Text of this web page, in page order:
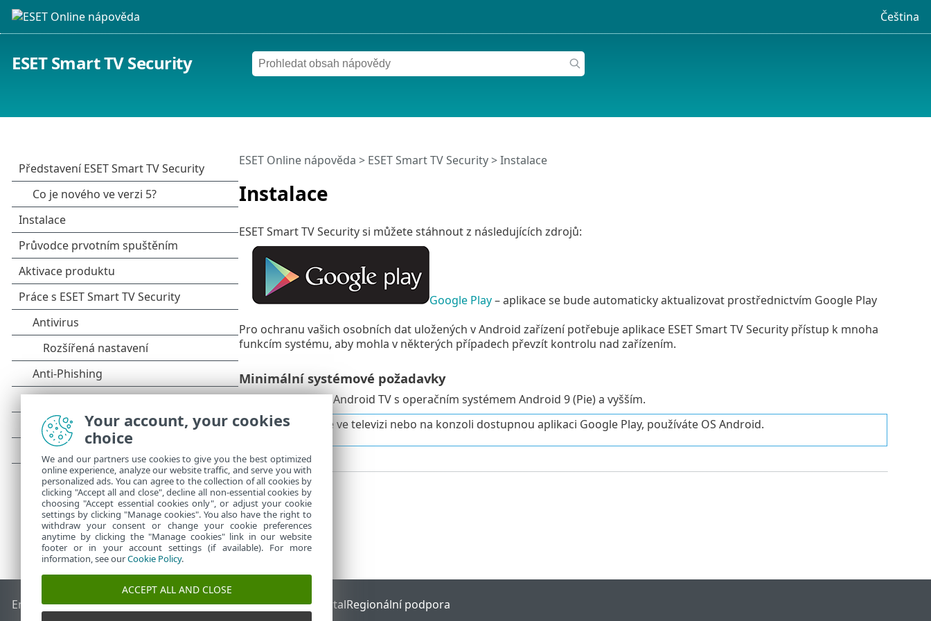
Čeština
ESET Smart TV Security
Instalace
ESET Online nápověda > ESET Smart TV Security>Instalace
ESET Smart TV Security si můžete stáhnout z následujících zdrojů:
Google Play– aplikace se bude automaticky aktualizovat prostřednictvím Google Play
Pro ochranu vašich osobních dat uložených v Android zařízení potřebuje aplikace ESET Smart TV Security přístup k mnoha
funkcím systému, aby mohla v některých případech převzít kontrolu nad zařízením.
Minimální systémové požadavky
Operační systém: Android TV s operačním systémem Android 9 (Pie) a vyšším.
Pokud máte ve televizi nebo na konzoli dostupnou aplikaci Google Play, používáte OS Android.
End of LifeESET Databáze znalostíESET ForumESET Status PortalRegionální podpora
Your account, your cookies
choice
We and our partners use cookies to give you the best optimized
online experience, analyze our website traffic, and serve you with
personalized ads. You can agree to the collection of all cookies by
clicking "Accept all and close", decline all non-essential cookies by
choosing "Accept essential cookies only", or adjust your cookie
settings by clicking "Manage cookies". You also have the right to
withdraw your consent or change your cookie preferences
anytime by clicking the "Manage cookies" link in our website
footer or in your account settings (if available). For more
information, see ourCookie Policy.
ACCEPT ALL AND CLOSE